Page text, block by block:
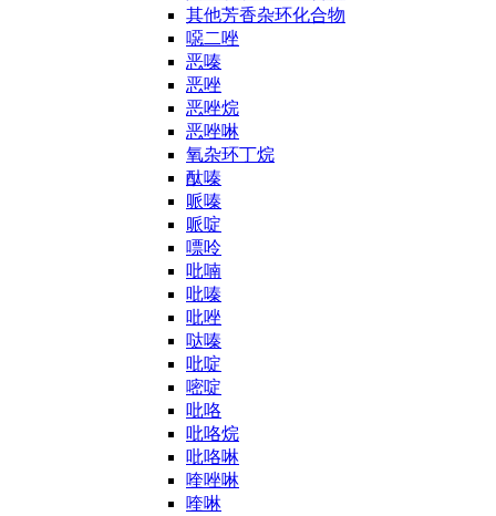
其他芳香杂环化合物
噁二唑
恶嗪
恶唑
恶唑烷
恶唑啉
氧杂环丁烷
酞嗪
哌嗪
哌啶
嘌呤
吡喃
吡嗪
吡唑
哒嗪
吡啶
嘧啶
吡咯
吡咯烷
吡咯啉
喹唑啉
喹啉